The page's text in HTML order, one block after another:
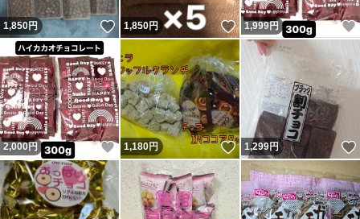
1,850円 いいね！
1,850円 いいね！
1,999円
2,000円 いいね！
1,180円 いいね！
1,299円